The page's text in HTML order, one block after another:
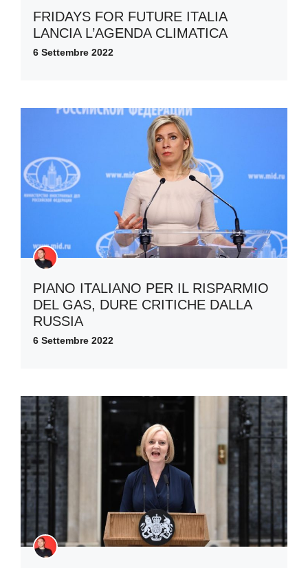
FRIDAYS FOR FUTURE ITALIA
LANCIA L’AGENDA CLIMATICA
6 Settembre 2022
PIANO ITALIANO PER IL RISPARMIO
DEL GAS, DURE CRITICHE DALLA
RUSSIA
6 Settembre 2022